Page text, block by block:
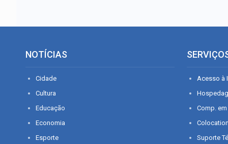
NOTÍCIAS
Cidade
Cultura
Educação
Economia
Esporte
Acesso à
Comp.
Suporte